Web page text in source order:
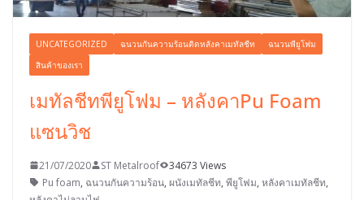
UNCATEGORIZED ฉนวนกันความร้อนติดหลังคาเมทัลชีท
ฉนวนพียูโฟม
สินค้าของเรา
เมทัลชีทพียูโฟม – หลังคาPu Foam
แซนวิช
21/07/2020 ST Metalroof
34673 Views
Pu foam, ฉนวนกันความร้อน, ผนังเมทัลชีท, พียูโฟม, หลังคาเมทัลชีท,